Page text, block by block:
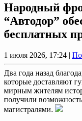
Народный
“Автодор”
бесплатных
1 июля 2026, 17:24 |
Два года назад
которые доставляют
мирным жителям
получили
магистралями.